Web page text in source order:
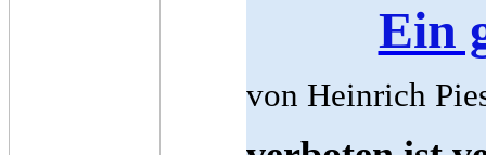
Ein
von Heinrich